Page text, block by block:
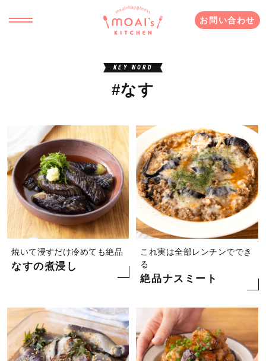
お問い合わせ
KEY WORD
#なす
焼いて浸すだけ冷めても絶品
なすの煮浸し
これ実は全部レンチンででき
る
絶品ナスミート